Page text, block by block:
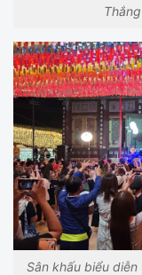
Sân khấu biểu